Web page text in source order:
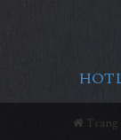
Trang